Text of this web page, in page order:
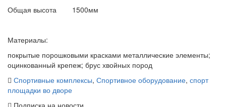
Общая высота
1500мм
Материалы:
покрытые порошковыми красками металлические элементы;
оцинкованный крепеж; брус хвойных пород
Спортивные комплексы, Спортивное оборудование, спорт
площадки во дворе
Подписка на новости